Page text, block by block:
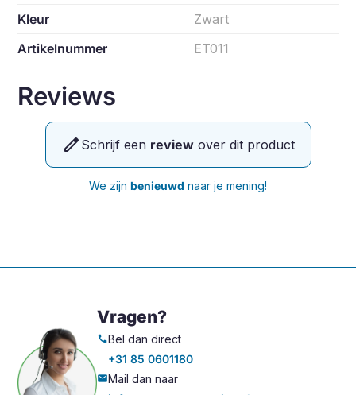
Kleur
Zwart
Artikelnummer
ET011
Reviews
edit Schrijf een reviewover dit product
We zijn benieuwd naar je mening!
Vragen?
callBel dan direct
+31 85 0601180
mailMail dan naar